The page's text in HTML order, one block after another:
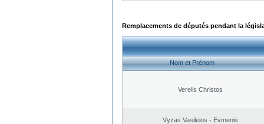
Remplacements de députés pendant la
Nom et Prénom
Verelis Christos
Vyzas Vasileios - Evmenis